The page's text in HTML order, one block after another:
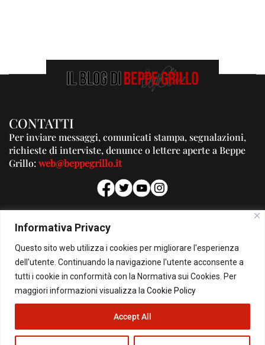
Informativa Privacy
Questo sito web utilizza i cookies per migliorare l'esperienza
dell'utente. Continuando la navigazione l'utente acconsente a
tutti i cookie in conformità con la Normativa sui Cookies. Per
maggiori informazioni visualizza la Cookie Policy
Accept All
CONTATTI
Per inviare messaggi, comunicati stampa, segnalazioni,
richieste di interviste, denunce o lettere aperte a Beppe
Grillo:web@beppegrillo.it
PUBBLICITA'
Per la tua pubblicità su questo Blog:
pubblicita@beppegrillo.it
© Copyright 2026 - Il Blog di Beppe Grillo. All Rights Reserved - Powered by
happygrafic.com